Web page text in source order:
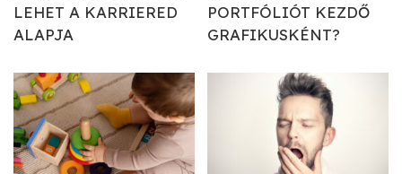
LEHET A KARRIERED
ALAPJA
PORTFÓLIÓT KEZDŐ
GRAFIKUSKÉNT?